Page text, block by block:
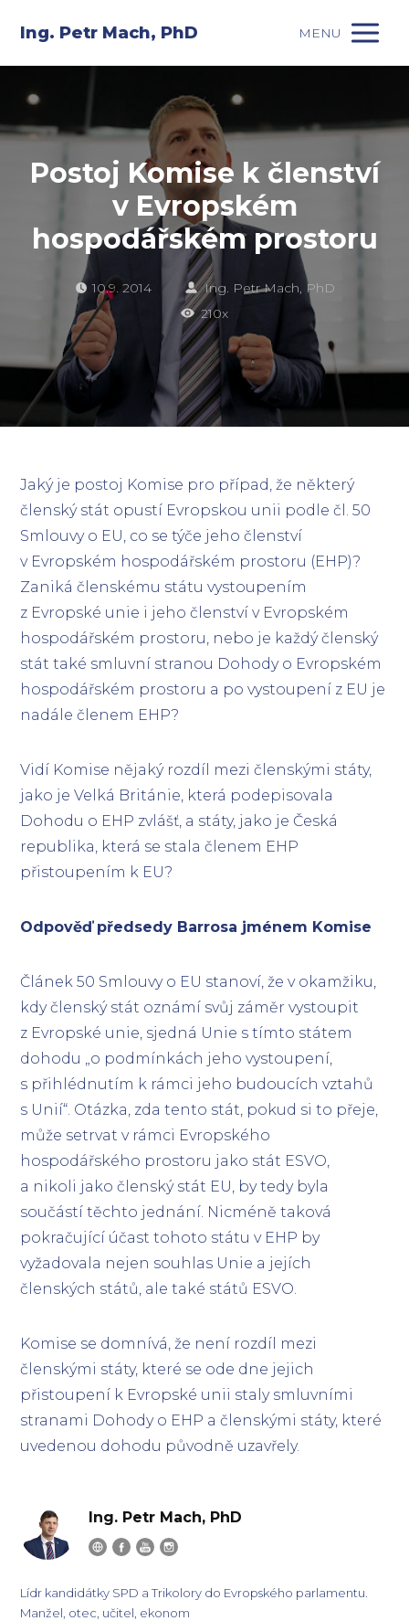
Ing. Petr Mach, PhD MENU
Postoj Komise k členství
v Evropském
hospodářském prostoru
10.9. 2014
Ing. Petr Mach, PhD
210x
Jaký je postoj Komise pro případ, že některý
členský stát opustí Evropskou unii podle čl. 50
Smlouvy o EU, co se týče jeho členství
v Evropském hospodářském prostoru (EHP)?
Zaniká členskému státu vystoupením
z Evropské unie i jeho členství v Evropském
hospodářském prostoru, nebo je každý členský
stát také smluvní stranou Dohody o Evropském
hospodářském prostoru a po vystoupení z EU je
nadále členem EHP?
Vidí Komise nějaký rozdíl mezi členskými státy,
jako je Velká Británie, která podepisovala
Dohodu o EHP zvlášť, a státy, jako je Česká
republika, která se stala členem EHP
přistoupením k EU?
Odpověď předsedy Barrosa jménem Komise
Článek 50 Smlouvy o EU stanoví, že v okamžiku,
kdy členský stát oznámí svůj záměr vystoupit
z Evropské unie, sjedná Unie s tímto státem
dohodu „o podmínkách jeho vystoupení,
s přihlédnutím k rámci jeho budoucích vztahů
s Unií“. Otázka, zda tento stát, pokud si to přeje,
může setrvat v rámci Evropského
hospodářského prostoru jako stát ESVO,
a nikoli jako členský stát EU, by tedy byla
součástí těchto jednání. Nicméně taková
pokračující účast tohoto státu v EHP by
vyžadovala nejen souhlas Unie a jejích
členských států, ale také států ESVO.
Komise se domnívá, že není rozdíl mezi
členskými státy, které se ode dne jejich
přistoupení k Evropské unii staly smluvními
stranami Dohody o EHP a členskými státy, které
uvedenou dohodu původně uzavřely.
Ing. Petr Mach, PhD
Lídr kandidátky SPD a Trikolory do Evropského parlamentu.
Manžel, otec, učitel, ekonom